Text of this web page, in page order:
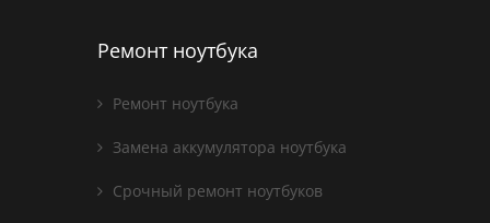
Ремонт ноутбука
Ремонт ноутбука
Замена аккумулятора ноутбука
Срочный ремонт ноутбуков